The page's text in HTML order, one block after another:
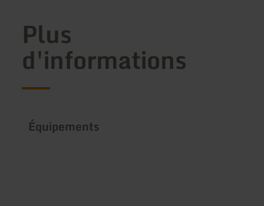
Plus
d'informations
Équipements